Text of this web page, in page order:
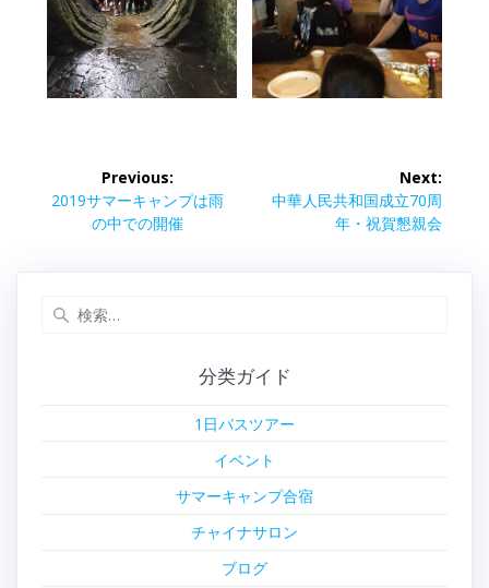
稿
ビ
Previous:
Previous
2019サマーキャンプは雨
の中での開催
Next:
Next
中華人民共和国成立70周
年・祝賀懇親会
分类ガイド
1日バスツアー
イベント
サマーキャンプ合宿
チャイナサロン
ブログ